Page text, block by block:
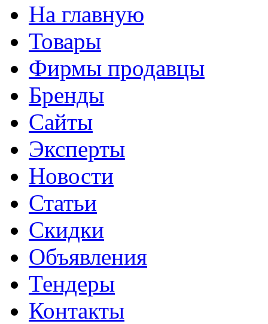
На главную
Товары
Фирмы продавцы
Бренды
Сайты
Эксперты
Новости
Статьи
Скидки
Объявления
Тендеры
Контакты